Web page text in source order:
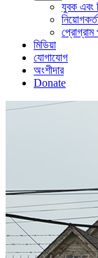
যুবক এবং
প্রোগ্রাম
মিডিয়া
যোগাযোগ
অংশীদার
Donate